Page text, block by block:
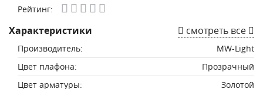
Рейтинг:
Характеристики смотреть все
Производитель:
MW-Light
Цвет плафона:
Прозрачный
Цвет арматуры:
Золотой